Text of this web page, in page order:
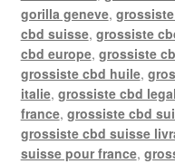
gorilla geneve,
cbd suisse, grossiste
cbd europe, grossiste
grossiste cbd huile,
italie, grossiste cbd
france, grossiste cbd
grossiste cbd suisse
suisse pour france,